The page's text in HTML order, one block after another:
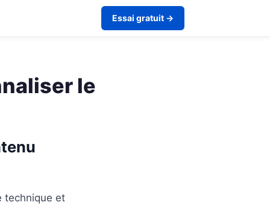
Essai gratuit →
le
et